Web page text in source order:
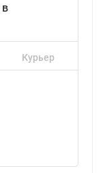
в
Курьер